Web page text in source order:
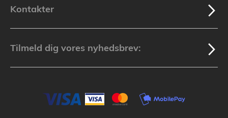
Kontakter
Tilmeld dig vores nyhedsbrev: